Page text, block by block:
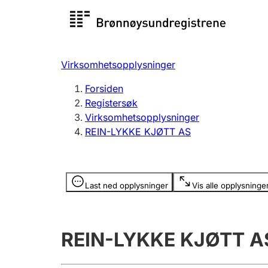
Registersøk
Registrere, endre, slette
Virksomhetsopplysninger
Forsiden
Registersøk
Virksomhetsopplysninger
REIN-LYKKE KJØTT AS
Last ned opplysninger Vis alle
Opplysninger er skjult
REIN-LYKKE KJØTT